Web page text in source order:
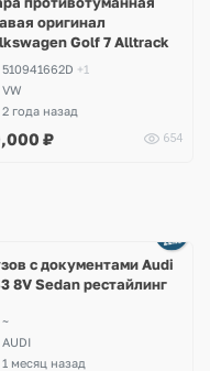
оригинал
Golf 7 Alltrack
510941662D +1
VW
2 года назад
₽ 654
с документами Audi
8V Sedan рестайлинг
~
AUDI
1 месяц назад